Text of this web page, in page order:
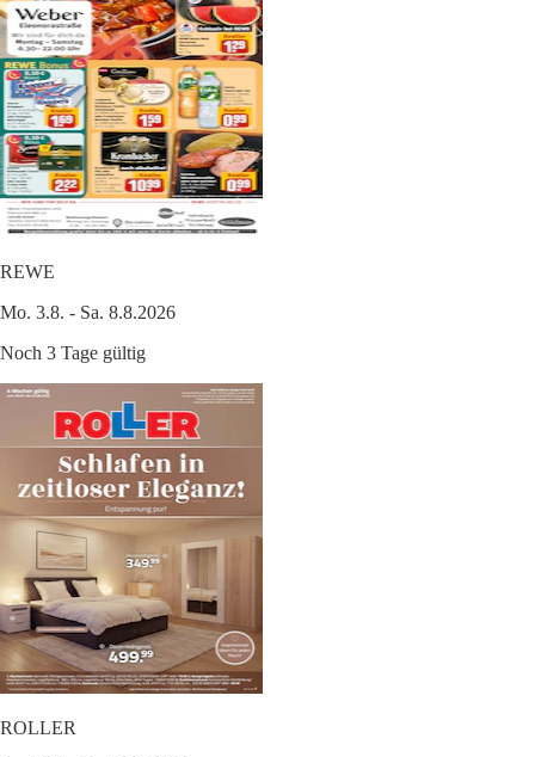
REWE
Mo. 3.8. - Sa. 8.8.2026
Noch 3 Tage gültig
ROLLER